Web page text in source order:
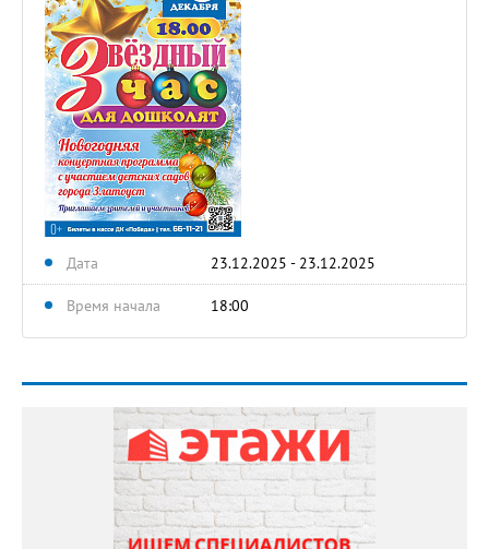
Дата 23.12.2025 - 23.12.2025
Время начала 18:00